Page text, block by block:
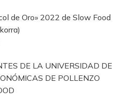
de Oro» 2022 de Slow Food
DE LA UNIVERSIDAD DE
DE POLLENZO